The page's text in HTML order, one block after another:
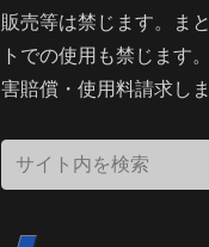
販売等は禁じます。ま
トでの使用も禁じます
害賠償・使用料請求し